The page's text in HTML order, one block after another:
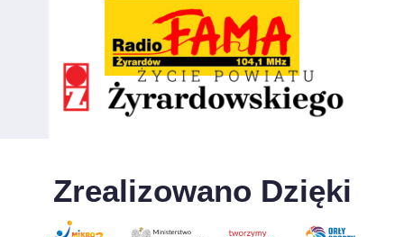
Zrealizowano Dzięki